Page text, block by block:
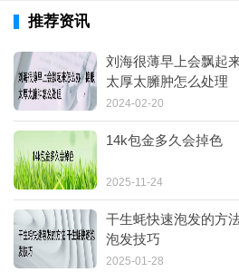
推荐资讯
刘海很薄早上会飘起
太厚太臃肿怎么处理
2024-02-20
14k包金多久会掉色
2025-11-24
干生蚝快速泡发的方
泡发技巧
2025-01-28